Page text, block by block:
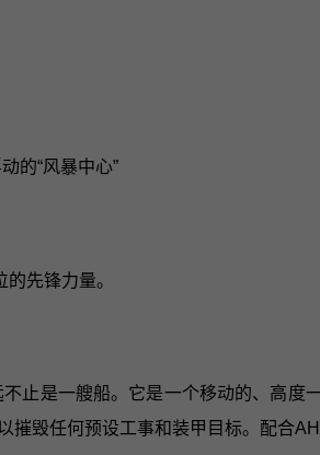
的“风暴中心”
先锋力量。
不止是一艘船。它是一个移动的、高
毁任何预设工事和装甲目标。配合